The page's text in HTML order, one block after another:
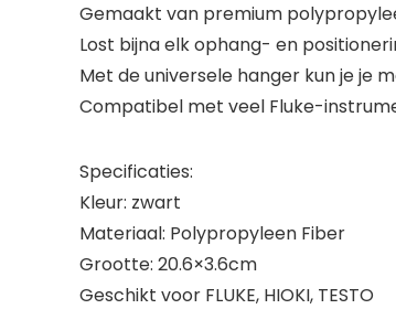
Gemaakt van premium
Lost bijna elk ophang- en
Met de universele hanger kun je je
Compatibel met veel Fluke-
Specificaties:
Kleur: zwart
Materiaal: Polypropyleen Fiber
Grootte: 20.6×3.6cm
Geschikt voor FLUKE, HIOKI, TESTO